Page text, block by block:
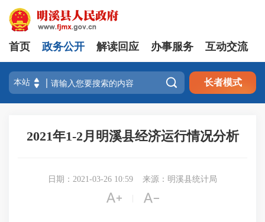
首页 政务公开 解读回应 办事服务 互动交流
 长者模式
2021年1-2月明溪县经济运行情况分析
日期：2021-03-26 10:59 来源：明溪县统计局
 